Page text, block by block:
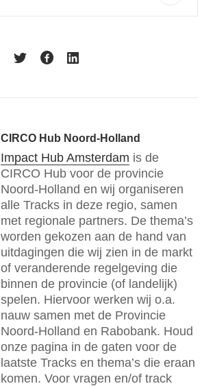
CIRCO Hub Noord-Holland
Impact Hub Amsterdam is de
CIRCO Hub voor de provincie
Noord-Holland en wij organiseren
alle Tracks in deze regio, samen
met regionale partners. De thema’s
worden gekozen aan de hand van
uitdagingen die wij zien in de markt
of veranderende regelgeving die
binnen de provincie (of landelijk)
spelen. Hiervoor werken wij o.a.
nauw samen met de Provincie
Noord-Holland en Rabobank. Houd
onze pagina in de gaten voor de
laatste Tracks en thema’s die eraan
komen. Voor vragen en/of track